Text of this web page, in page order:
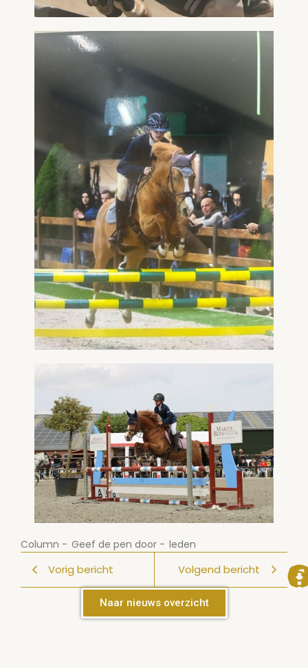
Column - Geef de pen door - leden
Vorig bericht Volgend bericht
Naar nieuws overzicht